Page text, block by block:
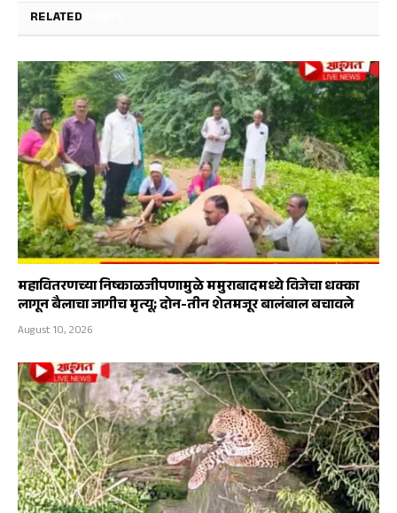
RELATED
महावितरणच्या निष्काळजीपणामुळे ममुराबादमध्ये विजेचा धक्का
लागून बैलाचा जागीच मृत्यू; दोन-तीन शेतमजूर बालंबाल बचावले
August 10, 2026